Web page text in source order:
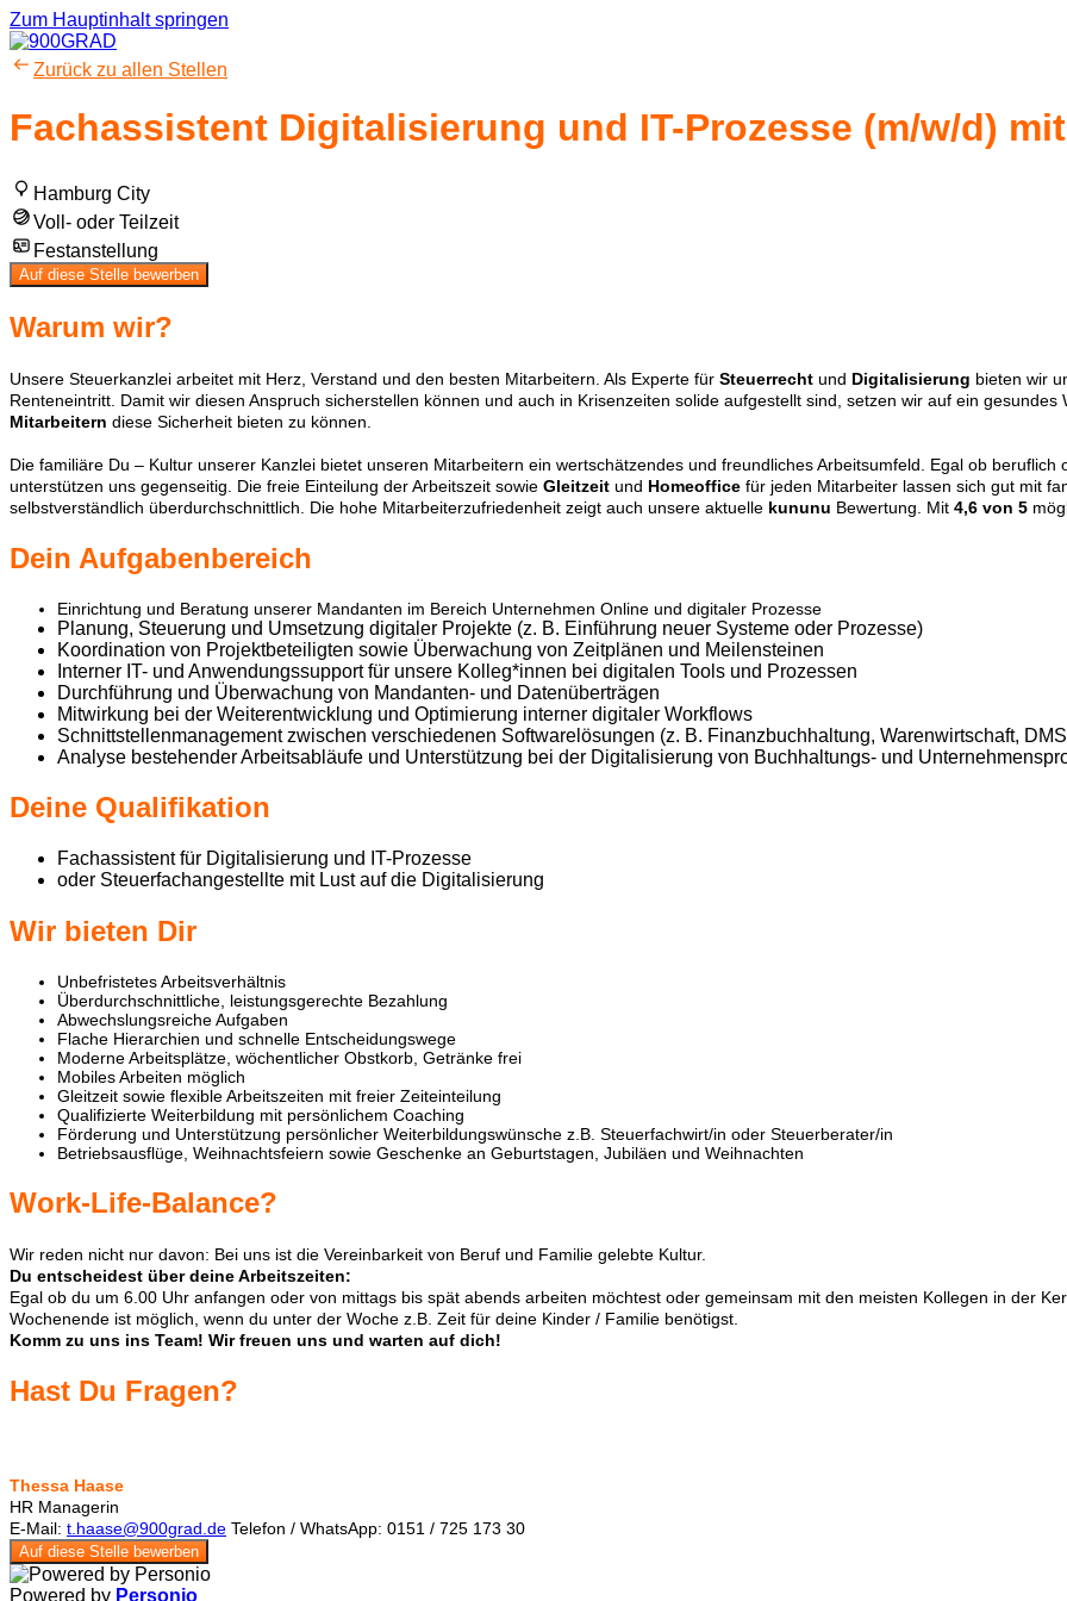
Zum Hauptinhalt springen
Zurück zu allen Stellen
Fachassistent Digitalisierung und IT-Prozesse (m/w/d)
Hamburg City
Voll- oder Teilzeit
Festanstellung
Auf diese Stelle bewerben
Warum wir?
Unsere Steuerkanzlei arbeitet mit Herz, Verstand und den besten Mitarbeitern. Als Experte für Steuerrecht und Digitalisierung bieten wir
Renteneintritt. Damit wir diesen Anspruch sicherstellen können und auch in Krisenzeiten solide aufgestellt sind, setzen wir auf ein
Mitarbeitern diese Sicherheit bieten zu können.
Die familiäre Du – Kultur unserer Kanzlei bietet unseren Mitarbeitern ein wertschätzendes und freundliches Arbeitsumfeld. Egal ob
unterstützen uns gegenseitig. Die freie Einteilung der Arbeitszeit sowie Gleitzeit und Homeoffice für jeden Mitarbeiter lassen sich gut mit
selbstverständlich überdurchschnittlich. Die hohe Mitarbeiterzufriedenheit zeigt auch unsere aktuelle kununu Bewertung. Mit 4,6 von 5
Dein Aufgabenbereich
Einrichtung und Beratung unserer Mandanten im Bereich Unternehmen Online und digitaler Prozesse
Planung, Steuerung und Umsetzung digitaler Projekte (z. B. Einführung neuer Systeme oder Prozesse)
Koordination von Projektbeteiligten sowie Überwachung von Zeitplänen und Meilensteinen
Interner IT- und Anwendungssupport für unsere Kolleg*innen bei digitalen Tools und Prozessen
Durchführung und Überwachung von Mandanten- und Datenüberträgen
Mitwirkung bei der Weiterentwicklung und Optimierung interner digitaler Workflows
Schnittstellenmanagement zwischen verschiedenen Softwarelösungen (z. B. Finanzbuchhaltung, Warenwirtschaft,
Analyse bestehender Arbeitsabläufe und Unterstützung bei der Digitalisierung von Buchhaltungs- und
Deine Qualifikation
Fachassistent für Digitalisierung und IT-Prozesse
oder Steuerfachangestellte mit Lust auf die Digitalisierung
Wir bieten Dir
Unbefristetes Arbeitsverhältnis
Überdurchschnittliche, leistungsgerechte Bezahlung
Abwechslungsreiche Aufgaben
Flache Hierarchien und schnelle Entscheidungswege
Moderne Arbeitsplätze, wöchentlicher Obstkorb, Getränke frei
Mobiles Arbeiten möglich
Gleitzeit sowie flexible Arbeitszeiten mit freier Zeiteinteilung
Qualifizierte Weiterbildung mit persönlichem Coaching
Förderung und Unterstützung persönlicher Weiterbildungswünsche z.B. Steuerfachwirt/in oder Steuerberater/in
Betriebsausflüge, Weihnachtsfeiern sowie Geschenke an Geburtstagen, Jubiläen und Weihnachten
Work-Life-Balance?
Wir reden nicht nur davon: Bei uns ist die Vereinbarkeit von Beruf und Familie gelebte Kultur.
Du entscheidest über deine Arbeitszeiten:
Egal ob du um 6.00 Uhr anfangen oder von mittags bis spät abends arbeiten möchtest oder gemeinsam mit den meisten Kollegen in der
Wochenende ist möglich, wenn du unter der Woche z.B. Zeit für deine Kinder / Familie benötigst.
Komm zu uns ins Team! Wir freuen uns und warten auf dich!
Hast Du Fragen?
Thessa Haase
HR Managerin
E-Mail: t.haase@900grad.de Telefon / WhatsApp: 0151 / 725 173 30
Auf diese Stelle bewerben
Powered by Personio